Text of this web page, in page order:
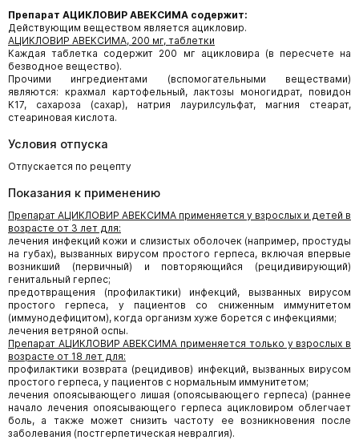
Препарат АЦИКЛОВИР АВЕКСИМА содержит:
Действующим веществом является ацикловир.
АЦИКЛОВИР АВЕКСИМА, 200 мг, таблетки
Каждая таблетка содержит 200 мг ацикловира (в пересчете на
безводное вещество).
Прочими ингредиентами (вспомогательными веществами)
являются: крахмал картофельный, лактозы моногидрат, повидон
К17, сахароза (сахар), натрия лаурилсульфат, магния стеарат,
стеариновая кислота.
Условия отпуска
Отпускается по рецепту
Показания к применению
Препарат АЦИКЛОВИР АВЕКСИМА применяется у взрослых и детей в
возрасте от 3 лет для:
лечения инфекций кожи и слизистых оболочек (например, простуды
на губах), вызванных вирусом простого герпеса, включая впервые
возникший (первичный) и повторяющийся (рецидивирующий)
генитальный герпес;
предотвращения (профилактики) инфекций, вызванных вирусом
простого герпеса, у пациентов со сниженным иммунитетом
(иммунодефицитом), когда организм хуже борется с инфекциями;
лечения ветряной оспы.
Препарат АЦИКЛОВИР АВЕКСИМА применяется только у взрослых в
возрасте от 18 лет для:
профилактики возврата (рецидивов) инфекций, вызванных вирусом
простого герпеса, у пациентов с нормальным иммунитетом;
лечения опоясывающего лишая (опоясывающего герпеса) (раннее
начало лечения опоясывающего герпеса ацикловиром облегчает
боль, а также может снизить частоту ее возникновения после
заболевания (постгерпетическая невралгия).